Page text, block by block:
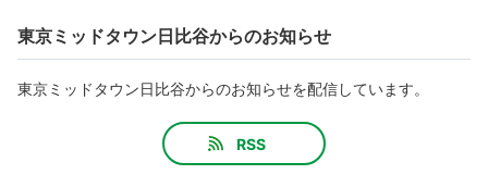
東京ミッドタウン日比谷からのお知らせ
東京ミッドタウン日比谷からのお知らせを配信しています。
RSS